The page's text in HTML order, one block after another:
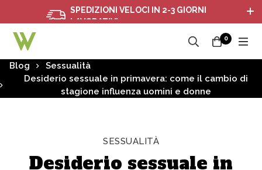
SPEDIZIONI VELOCI IN 2-3 GIORNI
LAVORATIVI
0
Blog
Sessualità
Desiderio sessuale in primavera: come il cambio di
stagione influenza uomini e donne
SESSUALITÀ
Desiderio sessuale in